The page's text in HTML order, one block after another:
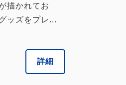
描かれてお
ッズをプレ...
詳細